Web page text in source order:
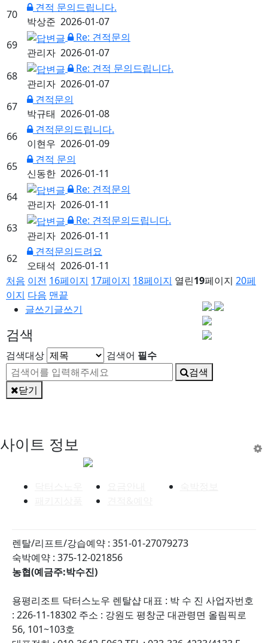
70
견적 문의드립니다.
박상준 2026-01-07
69
Re: 견적문의
관리자 2026-01-07
68
Re: 견적 문의드립니다.
관리자 2026-01-07
67
견적문의
박규태 2026-01-08
66
견적문의드립니다.
이현우 2026-01-09
65
견적 문의
신동한 2026-01-11
64
Re: 견적문의
관리자 2026-01-11
63
Re: 견적문의드립니다.
관리자 2026-01-11
62
견적문의드려요
오태석 2026-01-11
처음 이전 16페이지 17페이지 18페이지 열린19페이지 20페
이지 다음 맨끝
글쓰기글쓰기
검색
검색대상 검색어 필수
검색
닫기
사이트 정보
렌탈/리프트/강습예약 : 351-01-27079273
숙박예약 : 375-12-021856
농협(예금주:박수진)
용평리조트 닥터스노우 렌탈샵대표 : 박 수 진 사업자번호
: 226-11-18302 주소 : 강원도 평창군 대관령면 올림픽로
56, 101~103호